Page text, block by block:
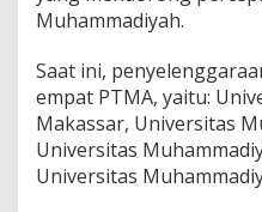
Muhammadiyah.
Saat ini,
empat PTMA, yaitu:
Makassar, Universitas
Universitas
Universitas